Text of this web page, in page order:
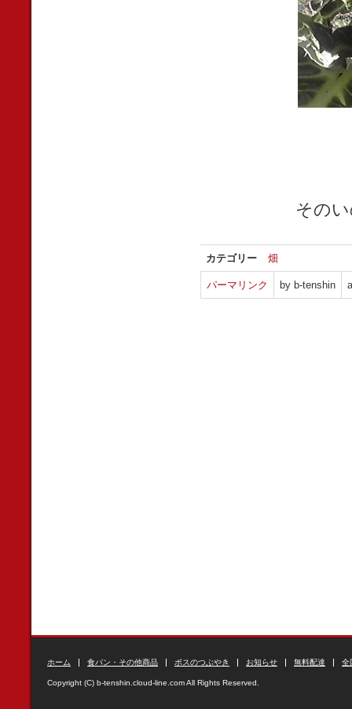
その
カテゴリー 畑
パーマリンク by b-tenshin
ホーム 食パン・その他商品 ボスのつぶやき お知らせ 無料配達 全
Copyright (C) b-tenshin.cloud-line.com All Rights Reserved.